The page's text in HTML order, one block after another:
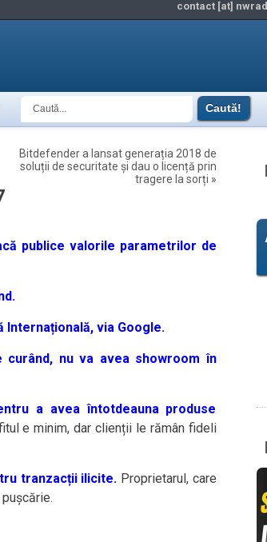
contact [at]
Bitdefender a lansat generația 2018 de
soluții de securitate și dau o licență prin
tragere la sorți »
publice valorile parametrilor de
Internațională, via Google.
nu va avea showroom în
a avea întotdeauna produse
e minim, dar clienții le rămân fideli
tranzacții ilicite. Proprietarul, care